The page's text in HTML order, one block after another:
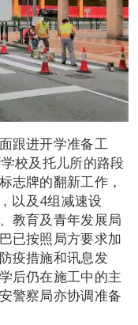
跟进开学准备工
校及托儿所的路段
志牌的翻新工作，
以及4组减速设
教育及青年发展局
已按照局方要求加
疫措施和讯息发
后仍在施工中的主
警察局亦协调准备